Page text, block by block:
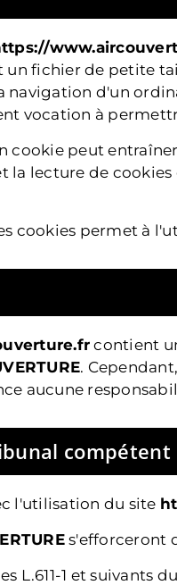
un fichier de petite
navigation d'un
vocation à
cookie peut
la lecture de
cookies permet à
contient
. Cependant,
aucune
compétent
l'utilisation du site
s'efforceront
L.611-1 et suivants